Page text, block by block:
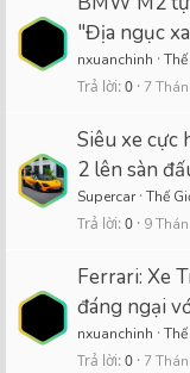
"Địa ngục
nxuanchinh
Trả lời 0 7
Siêu xe cực
2 lên sàn
Supercar Thế
Trả lời 0 9
Ferrari: Xe
đáng ngại
nxuanchinh
Trả lời 0 7